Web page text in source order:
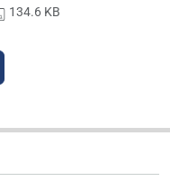
134.6 KB